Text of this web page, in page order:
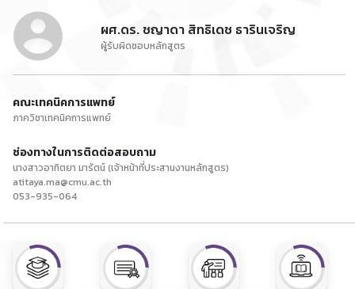
ผศ.ดร. ชญาดา สิทธิเดช ธารินเจริญ
ผู้รับผิดชอบหลักสูตร
คณะเทคนิคการแพทย์
ภาควิชาเทคนิคการแพทย์
ช่องทางในการติดต่อสอบถาม
นางสาวอาทิตยา มารัตน์ (เจ้าหน้าที่ประสานงานหลักสูตร)
atitaya.ma@cmu.ac.th
053-935-064